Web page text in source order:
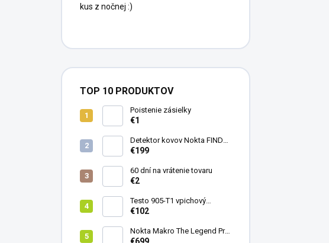
kus z nočnej :)
TOP 10 PRODUKTOV
Poistenie zásielky
€1
Detektor kovov Nokta FINDX
Pro
€199
60 dní na vrátenie tovaru
€2
Testo 905-T1 vpichový
teplomer
€102
Nokta Makro The Legend Pro
Pack - model 2024